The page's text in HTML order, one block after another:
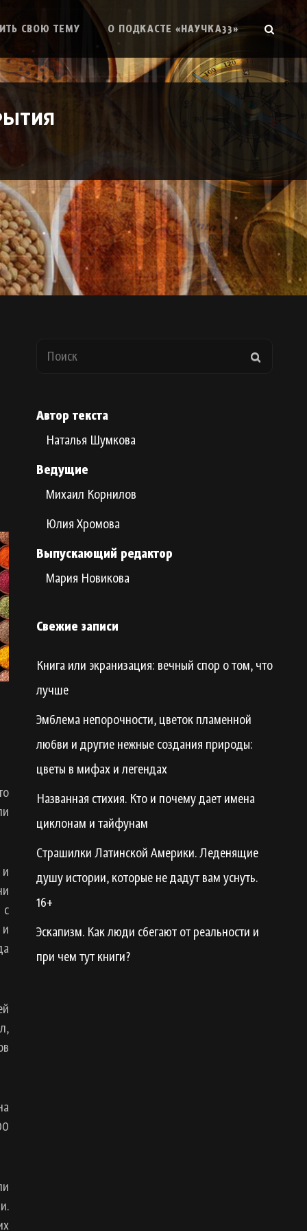
СВОЮ ТЕМУ О ПОДКАСТЕ «НАУЧКА33»
Search
Автор текста
Наталья Шумкова
Ведущие
Михаил Корнилов
Юлия Хромова
Выпускающий редактор
Мария Новикова
Свежие записи
Книга или экранизация: вечный спор о том, что
лучше
Эмблема непорочности, цветок пламенной
любви и другие нежные создания природы:
цветы в мифах и легендах
Названная стихия. Кто и почему дает имена
циклонам и тайфунам
Страшилки Латинской Америки. Леденящие
душу истории, которые не дадут вам уснуть.
16+
Эскапизм. Как люди сбегают от реальности и
при чем тут книги?